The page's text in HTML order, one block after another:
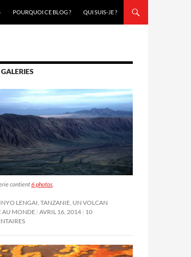
POURQUOI CE BLOG ? QUI SUIS-JE ?
GALERIES
contient6 photos.
LENGAI, TANZANIE, UN VOLCAN
AU MONDE AVRIL 16, 2014 10